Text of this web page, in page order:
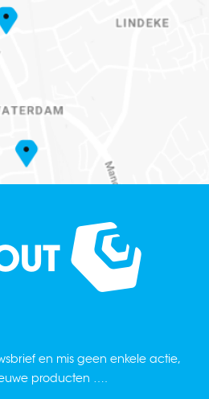
en mis geen enkele actie,
producten ….